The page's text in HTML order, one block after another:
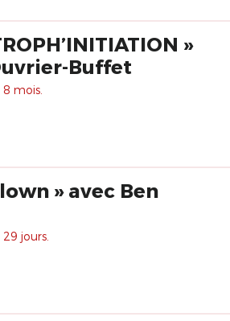
»
Buffet
mois.
» avec Ben
jours.